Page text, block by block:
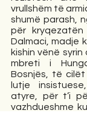
vrullshëm të
shumë parash,
për
Dalmaci, madje
kishin vënë
mbreti i
Bosnjës, të cilët
lutje
atyre, për t’i
vazhdueshme